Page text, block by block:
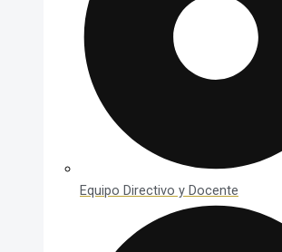
Equipo Directivo y Docente